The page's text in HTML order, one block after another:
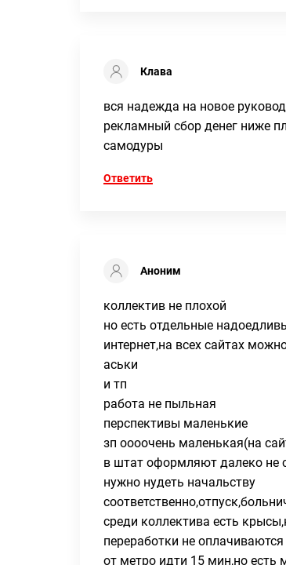
Клава
вся надежда на новое
рекламный сбор денег ниже
самодуры
Ответить
Аноним
коллектив не плохой
но есть отдельные
интернет,на всех сайтах
аськи
и тп
работа не пыльная
перспективы маленькие
зп оооочень маленькая(на
в штат оформляют далеко не
нужно нудеть начальству
среди коллектива есть
переработки не оплачиваются
от метро идти 15 мин,но есть